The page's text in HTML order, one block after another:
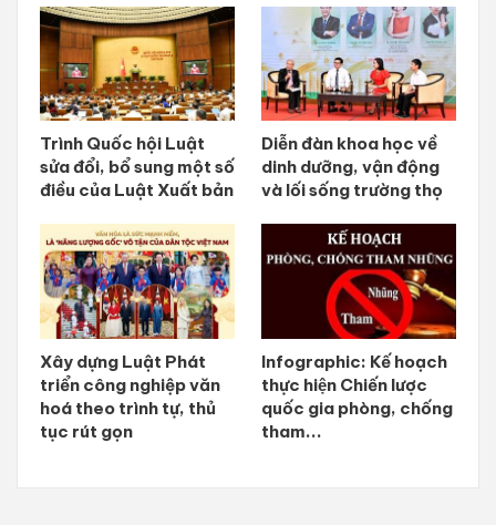
Trình Quốc hội Luật
sửa đổi, bổ sung một số
điều của Luật Xuất bản
Diễn đàn khoa học về
dinh dưỡng, vận động
và lối sống trường thọ
Xây dựng Luật Phát
triển công nghiệp văn
hoá theo trình tự, thủ
tục rút gọn
Infographic: Kế hoạch
thực hiện Chiến lược
quốc gia phòng, chống
tham...